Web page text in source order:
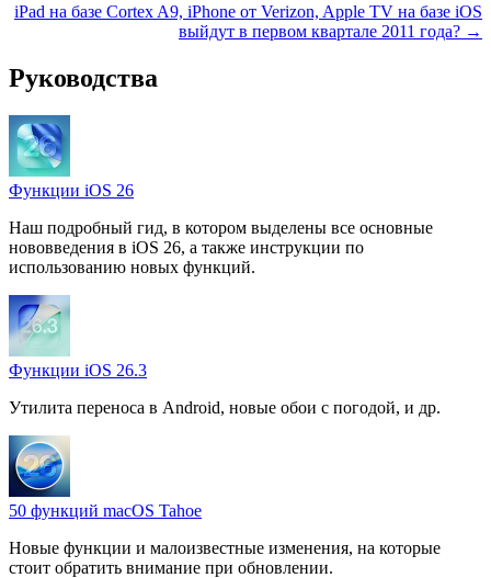
iPad на базе Cortex A9, iPhone от Verizon, Apple TV на базе iOS
выйдут в первом квартале 2011 года? →
Руководства
Функции iOS 26
Наш подробный гид, в котором выделены все основные
нововведения в iOS 26, а также инструкции по
использованию новых функций.
Функции iOS 26.3
Утилита переноса в Android, новые обои с погодой, и др.
50 функций macOS Tahoe
Новые функции и малоизвестные изменения, на которые
стоит обратить внимание при обновлении.